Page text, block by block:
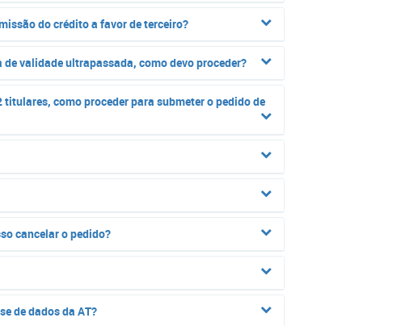
do crédito a favor de terceiro?
validade ultrapassada, como devo proceder?
como proceder para submeter o pedido de
cancelar o pedido?
de dados da AT?